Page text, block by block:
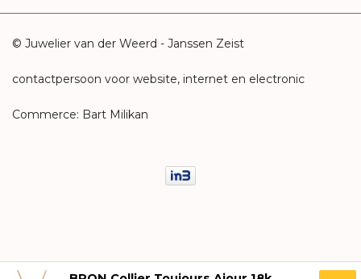
© Juwelier van der Weerd - Janssen Zeist
contactpersoon voor website, internet en electronic
Commerce: Bart Milikan